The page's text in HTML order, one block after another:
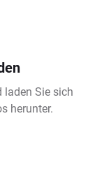
laden Sie sich
herunter.